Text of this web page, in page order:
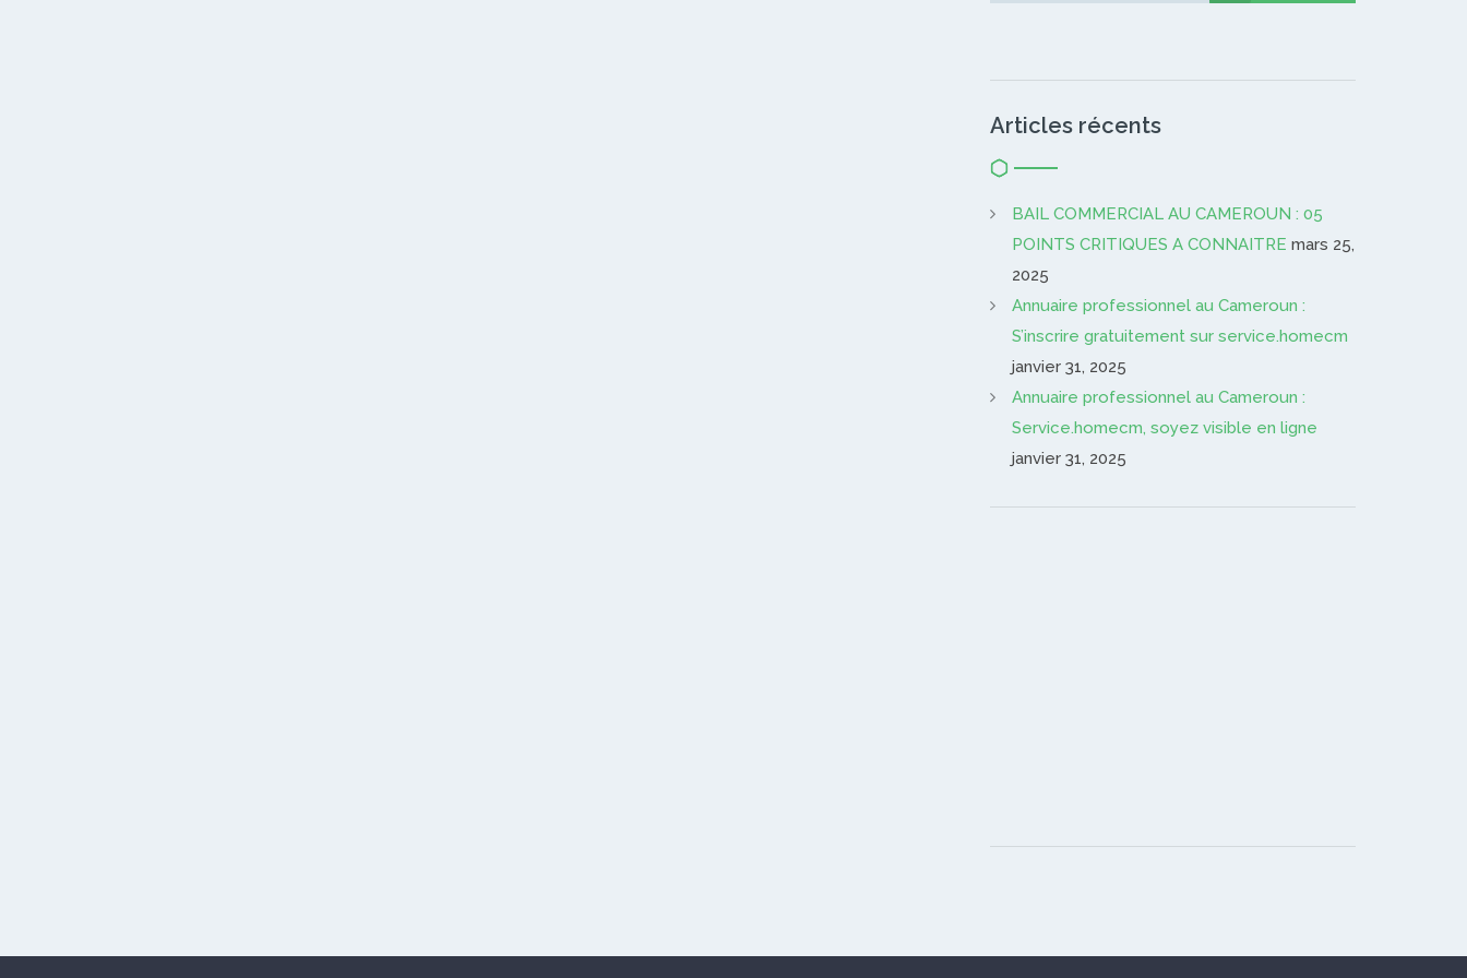
Articles récents
BAIL COMMERCIAL AU CAMEROUN : 05
POINTS CRITIQUES A CONNAITRE mars 25,
2025
Annuaire professionnel au Cameroun :
S’inscrire gratuitement sur service.homecm
janvier 31, 2025
Annuaire professionnel au Cameroun :
Service.homecm, soyez visible en ligne
janvier 31, 2025